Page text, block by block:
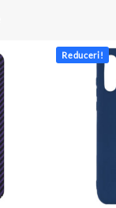
Reduceri!